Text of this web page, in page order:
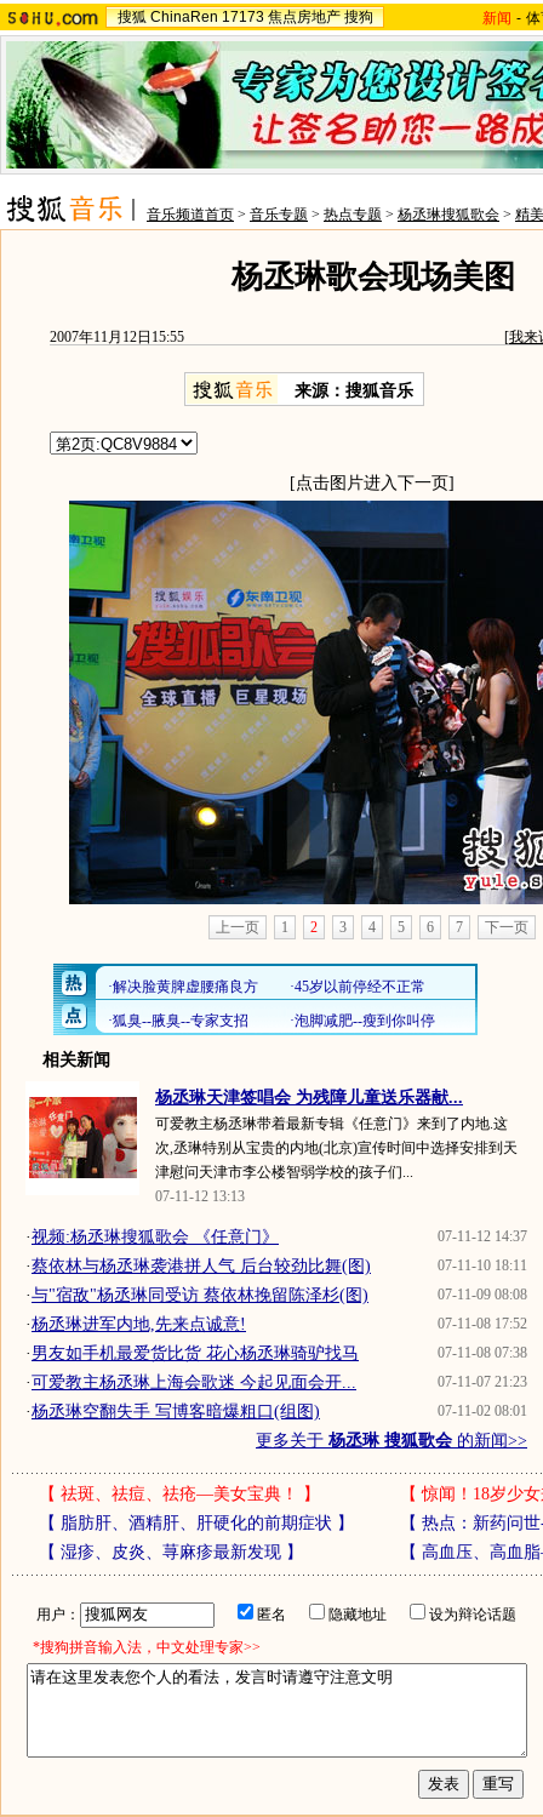
搜狐 ChinaRen 17173 焦点房地产 搜狗 新闻 -
音乐频道首页 > 音乐专题 > 热点专题 > 杨丞琳搜狐歌会 > 精
杨丞琳歌会现场美图
2007年11月12日15:55 [我来
来源：搜狐音乐
[点击图片进入下一页]
上一页 1 2 3 4 5 6 7 下一页
相关新闻
杨丞琳天津签唱会 为残障儿童送乐器献...
可爱教主杨丞琳带着最新专辑《任意门》来到了内地.这
次,丞琳特别从宝贵的内地(北京)宣传时间中选择安排到天
津慰问天津市李公楼智弱学校的孩子们...
07-11-12 13:13
07-11-12 14:37
·视频:杨丞琳搜狐歌会 《任意门》
07-11-10 18:11
·蔡依林与杨丞琳袭港拼人气 后台较劲比舞(图)
07-11-09 08:08
·与"宿敌"杨丞琳同受访 蔡依林挽留陈泽杉(图)
07-11-08 17:52
·杨丞琳进军内地,先来点诚意!
07-11-08 07:38
·男友如手机最爱货比货 花心杨丞琳骑驴找马
07-11-07 21:23
·可爱教主杨丞琳上海会歌迷 今起见面会开...
07-11-02 08:01
·杨丞琳空翻失手 写博客暗爆粗口(组图)
更多关于 杨丞琳 搜狐歌会 的新闻>>
【 祛斑、祛痘、祛疮—美女宝典！ 】 【惊闻！18岁少
【 脂肪肝、酒精肝、肝硬化的前期症状 】 【 热点：新药问
【 湿疹、皮炎、荨麻疹最新发现】 【 高血压、高血
用户： 匿名 隐藏地址
设为辩论话题
*搜狗拼音输入法，中文处理专家>>